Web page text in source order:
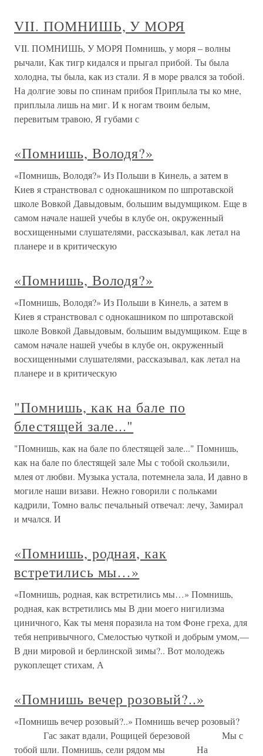
VII. ПОМНИШЬ, У МОРЯ
VII. ПОМНИШЬ, У МОРЯ Помнишь, у моря – волны
рычали, Как тигр кидался и прыгал прибой. Ты была
холодна, ты была, как из стали. Я в море рвался за тобой.
На долгие зовы по спинам прибоя Приплыла ты ко мне,
приплыла лишь на миг. И к ногам твоим белым,
перевитым травою, Я губами с
«Помнишь, Володя?»
«Помнишь, Володя?» Из Польши в Кинель, а затем в
Киев я странствовал с однокашником по шпротавской
школе Вовкой Давыдовым, большим выдумщиком. Еще в
самом начале нашей учебы в клубе он, окруженный
восхищенными слушателями, рассказывал, как летал на
планере и в критическую
«Помнишь, Володя?»
«Помнишь, Володя?» Из Польши в Кинель, а затем в
Киев я странствовал с однокашником по шпротавской
школе Вовкой Давыдовым, большим выдумщиком. Еще в
самом начале нашей учебы в клубе он, окруженный
восхищенными слушателями, рассказывал, как летал на
планере и в критическую
"Помнишь, как на бале по
блестящей зале..."
"Помнишь, как на бале по блестящей зале..." Помнишь,
как на бале по блестящей зале Мы с тобой скользили,
млея от любви. Музыка устала, потемнела зала, И давно в
могиле наши визави. Нежно говорили с польками
кадрили, Томно вальс печальный отвечал: лечу, Замирал
и мчался. И
«Помнишь, родная, как
встретились мы…»
«Помнишь, родная, как встретились мы…» Помнишь,
родная, как встретились мы В дни моего нигилизма
циничного, Как ты меня поразила на том Фоне греха, для
тебя непривычного, Смелостью чуткой и добрым умом,—
В дни мировой и берлинской зимы?.. Вот молодежь
рукоплещет стихам, А
«Помнишь вечер розовый?..»
«Помнишь вечер розовый?..» Помнишь вечер розовый?
Гас закат вдали, Рощицей березовой Мы с
тобой шли. Помнишь, сели рядом мы На